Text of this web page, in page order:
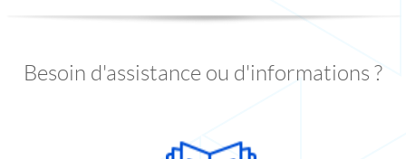
Besoin d'assistance ou d'informations ?